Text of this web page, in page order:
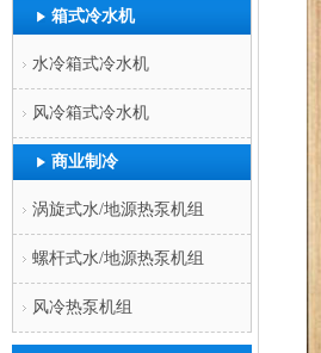
箱式冷水机
水冷箱式冷水机
风冷箱式冷水机
商业制冷
涡旋式水/地源热泵机组
螺杆式水/地源热泵机组
风冷热泵机组